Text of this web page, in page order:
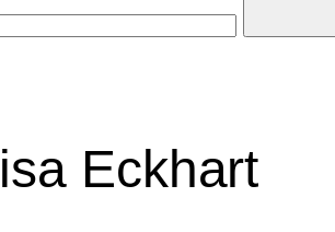
Eckhart